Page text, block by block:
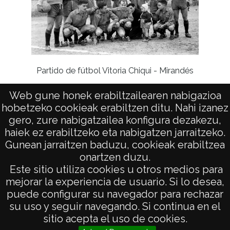
Web gune honek erabiltzailearen nabigazioa
hobetzeko cookieak erabiltzen ditu. Nahi izanez
gero, zure nabigatzailea konfigura dezakezu,
haiek ez erabiltzeko eta nabigatzen jarraitzeko.
Gunean jarraitzen baduzu, cookieak erabiltzea
onartzen duzu.
Este sitio utiliza cookies u otros medios para
mejorar la experiencia de usuario. Si lo desea,
puede configurar su navegador para rechazar
su uso y seguir navegando. Si continua en el
sitio acepta el uso de cookies.
Partido de fútbol Vitoria Chiqui - Mirandés
AVISO LEGAL
POLÍTICA DE PRIVACIDAD
ACCESIBILIDAD
ATENCIÓN CIUDADANA